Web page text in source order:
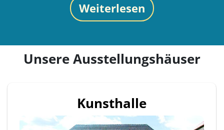
Weiterlesen
Unsere Ausstellungshäuser
Kunsthalle